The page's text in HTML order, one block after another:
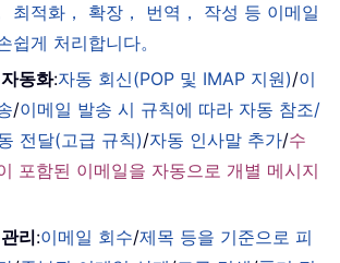
최적화， 확장， 번역， 작성 등 이메일
쉽게 처리합니다。
동화:자동 회신(POP 및 IMAP 지원)/이
/이메일 발송 시 규칙에 따라 자동 참조/
전달(고급 규칙)/자동 인사말 추가/수
포함된 이메일을 자동으로 개별 메시지
리:이메일 회수/제목 등을 기준으로 피